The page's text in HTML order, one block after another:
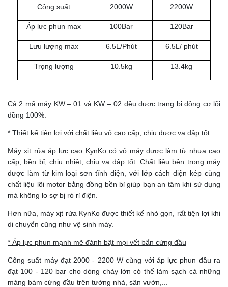
Công suất 2000W 2200W
Áp lực phun max 100Bar 120Bar
Lưu lượng max 6.5L/Phút 6.5L/ phút
Trọng lượng 10.5kg 13.4kg
Cả 2 mã máy KW – 01 và KW – 02 đều được trang bị động cơ lõi
đồng 100%.
* Thiết kế tiện lợi với chất liệu vỏ cao cấp, chịu được va đập tốt
Máy xịt rửa áp lực cao KynKo có vỏ máy được làm từ nhựa cao
cấp, bền bỉ, chịu nhiệt, chịu va đập tốt. Chất liệu bên trong máy
được làm từ kim loại sơn tĩnh điện, với lớp cách điện kép cùng
chất liệu lõi motor bằng đồng bền bỉ giúp bạn an tâm khi sử dụng
mà không lo sợ bị rò rỉ điện.
Hơn nữa, máy xịt rửa KynKo được thiết kế nhỏ gọn, rất tiện lợi khi
di chuyển cũng như vệ sinh máy.
* Áp lực phun mạnh mẽ đánh bật mọi vết bẩn cứng đầu
Công suất máy đạt 2000 - 2200 W cùng với áp lực phun đầu ra
đạt 100 - 120 bar cho dòng chảy lớn có thể làm sạch cả những
mảng bám cứng đầu trên tường nhà, sân vườn,...